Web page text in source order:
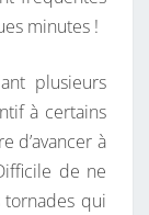
minutes !
plusieurs
à certains
d’avancer à
de ne
qui